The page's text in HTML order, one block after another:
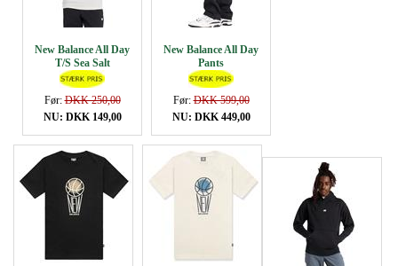
New Balance All Day
T/S Sea Salt
Før:DKK 250,00
NU: DKK 149,00
New Balance All Day
Pants
Før:DKK 599,00
NU: DKK 449,00